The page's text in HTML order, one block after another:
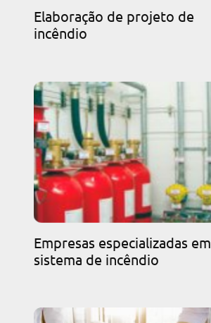
Elaboração de projeto de
incêndio
Empresas especializadas em
sistema de incêndio